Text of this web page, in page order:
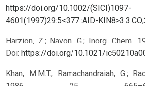
https://doi.org/10.1002/(SICI)1097-
4601(1997)29:5<377::AID-
Harzion, Z.; Navon, G.; Inorg. Chem.
Doi: https://doi.org/10.1021/
Khan, M.M.T.; Ramachandraiah, G.;